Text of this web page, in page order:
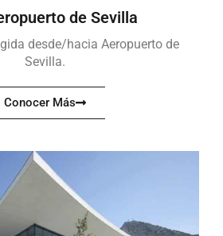
de Sevilla
desde/hacia Aeropuerto de
Sevilla.
Conocer Más